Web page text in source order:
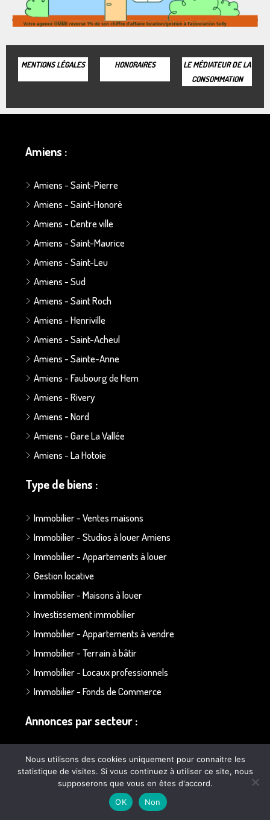
MENTIONS LÉGALES HONORAIRES
LE MÉDIATEUR DE LA
CONSOMMATION
Amiens :
Amiens - Saint-Pierre
Amiens - Saint-Honoré
Amiens - Centre ville
Amiens - Saint-Maurice
Amiens - Saint-Leu
Amiens - Sud
Amiens - Saint Roch
Amiens - Henriville
Amiens - Saint-Acheul
Amiens - Sainte-Anne
Amiens - Faubourg de Hem
Amiens - Rivery
Amiens - Nord
Amiens - Gare La Vallée
Amiens - La Hotoie
Type de biens :
Immobilier - Ventes maisons
Immobilier - Studios à louer Amiens
Immobilier - Appartements à louer
Gestion locative
Immobilier - Maisons à louer
Investissement immobilier
Immobilier - Appartements à vendre
Immobilier - Terrain à bâtir
Immobilier - Locaux professionnels
Immobilier - Fonds de Commerce
Annonces par secteur :
Secteur Bapaume - Albert
Secteur Doullens
Secteur Ailly sur Somme
Nous utilisons des cookies uniquement pour connaitre les
statistique de visites. Si vous continuez à utiliser ce site, nous
supposerons que vous en êtes d'accord.
OK
Non